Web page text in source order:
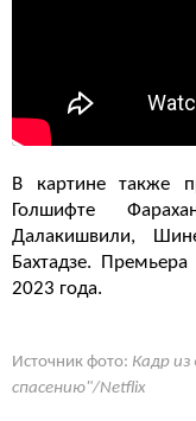
В картине также
Голшифте
Далакишвили,
Бахтадзе.
2023 года.
Источник фото: Кадр
спасению"/Netflix